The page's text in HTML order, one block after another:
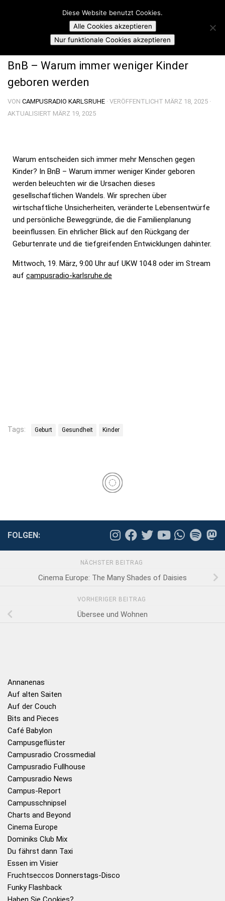
Skip to content
Campusradio Karlsruhe
CAMPUSSCHNIPSEL
BnB – Warum immer weniger Kinder
geboren werden
VON CAMPUSRADIO KARLSRUHE · VERÖFFENTLICHT MÄRZ 18, 2025 ·
AKTUALISIERT MÄRZ 19, 2025
Warum entscheiden sich immer mehr Menschen gegen
Kinder? In BnB – Warum immer weniger Kinder geboren
werden beleuchten wir die Ursachen dieses
gesellschaftlichen Wandels. Wir sprechen über
wirtschaftliche Unsicherheiten, veränderte Lebensentwürfe
und persönliche Beweggründe, die die Familienplanung
beeinflussen. Ein ehrlicher Blick auf den Rückgang der
Geburtenrate und die tiefgreifenden Entwicklungen dahinter.
Mittwoch, 19. März, 9:00 Uhr auf UKW 104.8 oder im Stream
auf campusradio-karlsruhe.de
Tags: Geburt Gesundheit Kinder
FOLGEN:
NÄCHSTER BEITRAG
Cinema Europe: The Many Shades of Daisies
VORHERIGER BEITRAG
Übersee und Wohnen
Annanenas
Auf alten Saiten
Auf der Couch
Bits and Pieces
Café Babylon
Campusgeflüster
Campusradio Crossmedial
Campusradio Fullhouse
Campusradio News
Campus-Report
Campusschnipsel
Charts and Beyond
Cinema Europe
Dominiks Club Mix
Du fährst dann Taxi
Essen im Visier
Fruchtseccos Donnerstags-Disco
Funky Flashback
Diese Website benutzt Cookies.
Alle Cookies akzeptieren
Nur funktionale Cookies akzeptieren